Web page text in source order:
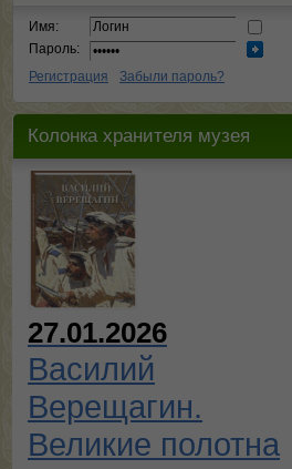
Имя:
Пароль:
Регистрация
Забыли пароль?
Колонка хранителя музея
27.01.2026
Василий
Верещагин.
Великие полотна